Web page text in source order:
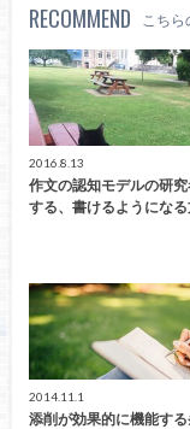
RECOMMEND こちら
2016.8.13
作文の認知モデルの研
する、書けるようにな
2014.11.1
添削が効果的に機能する